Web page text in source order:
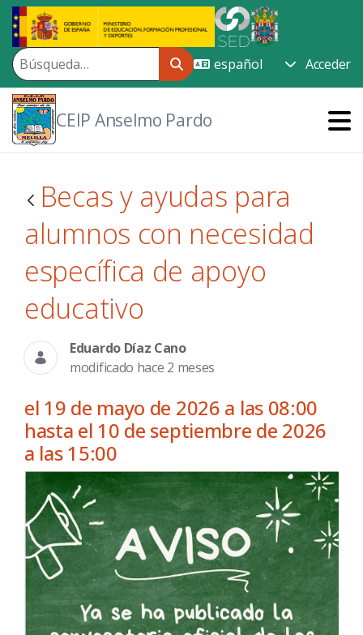
Saltar al contenido principal
Acceder
CEIP Anselmo Pardo
Becas y ayudas para
alumnos con necesidad
específica de apoyo
educativo
Eduardo Díaz Cano
modificado hace 2 meses
el 19 de mayo de 2026 a las 08:00
hasta el 10 de septiembre de 2026
a las 15:00